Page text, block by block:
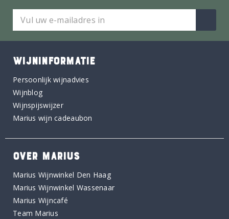
WIJNINFORMATIE
Persoonlijk wijnadvies
Wijnblog
Wijnspijswijzer
Marius wijn cadeaubon
OVER MARIUS
Marius Wijnwinkel Den Haag
Marius Wijnwinkel Wassenaar
Marius Wijncafé
Team Marius